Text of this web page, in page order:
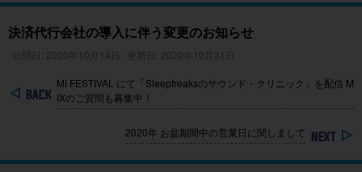
決済代行会社の導入に伴う変更のお知らせ
公開日: 2020年10月14日 更新日: 2020年10月31日
MI FESTIVAL にて「Sleepfreaksのサウンド・クリニック」を配信 M
IXのご質問も募集中！
2020年 お盆期間中の営業日に関しまして